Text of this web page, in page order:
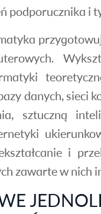
podporucznika i
danych, sieci
sztuczną
i
zawarte w nich